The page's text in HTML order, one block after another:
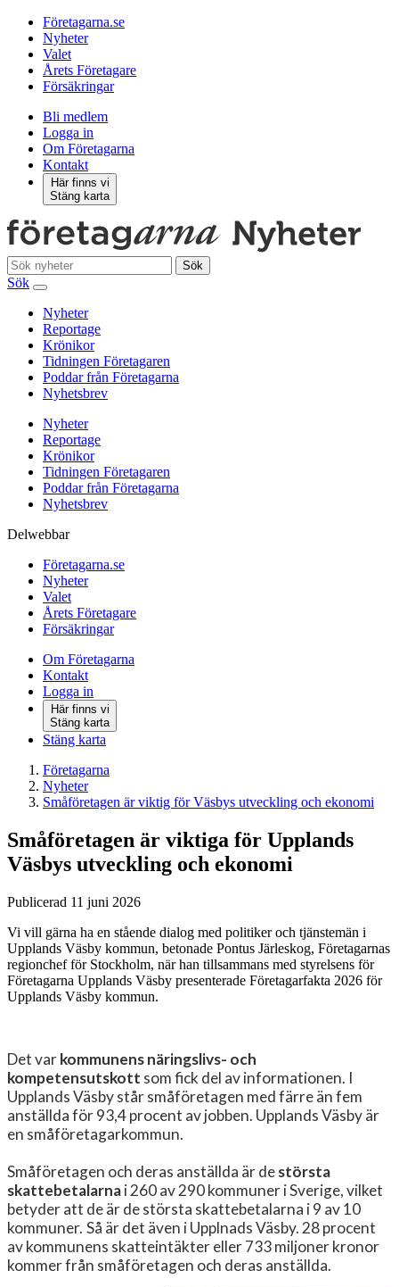
Företagarna.se
Nyheter
Valet
Årets Företagare
Försäkringar
Bli medlem
Logga in
Om Företagarna
Kontakt
Här finns vi
Stäng karta
Sök
Sök
Nyheter
Reportage
Krönikor
Tidningen Företagaren
Poddar från Företagarna
Nyhetsbrev
Nyheter
Reportage
Krönikor
Tidningen Företagaren
Poddar från Företagarna
Nyhetsbrev
Delwebbar
Företagarna.se
Nyheter
Valet
Årets Företagare
Försäkringar
Om Företagarna
Kontakt
Logga in
Här finns vi
Stäng karta
Stäng karta
Företagarna
Nyheter
Småföretagen är viktig för Väsbys utveckling och ekonomi
Småföretagen är viktiga för Upplands
Väsbys utveckling och ekonomi
Publicerad 11 juni 2026
Vi vill gärna ha en stående dialog med politiker och tjänstemän i
Upplands Väsby kommun, betonade Pontus Järleskog, Företagarnas
regionchef för Stockholm, när han tillsammans med styrelsens för
Företagarna Upplands Väsby presenterade Företagarfakta 2026 för
Upplands Väsby kommun.
Det varkommunens näringslivs- och
kompetensutskott som fick del av informationen. I
Upplands Väsby står småföretagen med färre än fem
anställda för 93,4 procent av jobben. Upplands Väsby är
en småföretagarkommun.
Småföretagen och deras anställda är destörsta
skattebetalarnai 260 av 290 kommuner i Sverige, vilket
betyder att de är de största skattebetalarna i 9 av 10
kommuner. Så är det även i Upplnads Väsby. 28 procent
av kommunens skatteintäkter eller 733 miljoner kronor
kommer från småföretagen och deras anställda.